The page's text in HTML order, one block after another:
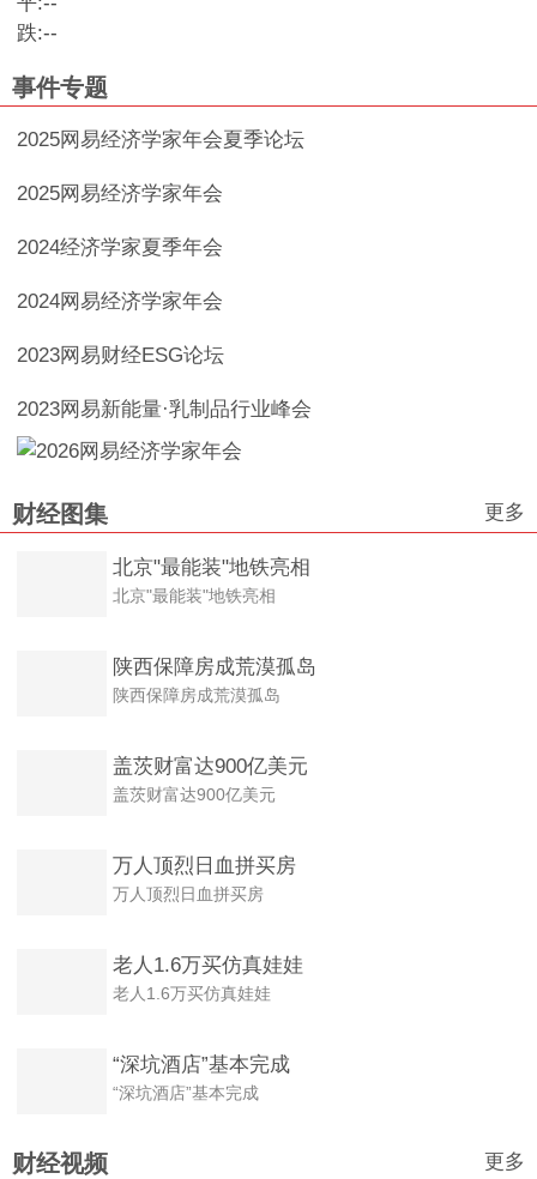
跌:--
事件专题
2025网易经济学家年会夏季论坛
2025网易经济学家年会
2024经济学家夏季年会
2024网易经济学家年会
2023网易财经ESG论坛
2023网易新能量·乳制品行业峰会
财经图集 更多
北京"最能装"地铁亮相
北京"最能装"地铁亮相
陕西保障房成荒漠孤岛
陕西保障房成荒漠孤岛
盖茨财富达900亿美元
盖茨财富达900亿美元
万人顶烈日血拼买房
万人顶烈日血拼买房
老人1.6万买仿真娃娃
老人1.6万买仿真娃娃
“深坑酒店”基本完成
“深坑酒店”基本完成
财经视频 更多